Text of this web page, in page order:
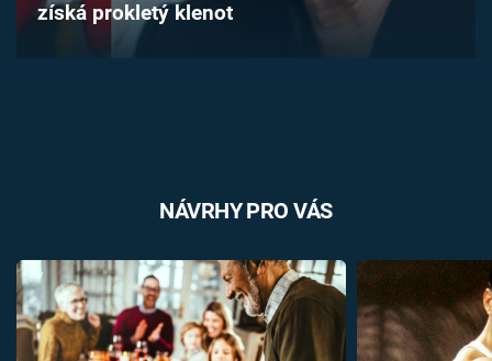
Sledujte prima+
získá prokletý klenot
NÁVRHY PRO VÁS